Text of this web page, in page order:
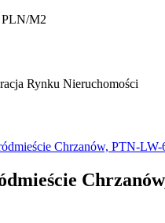
PLN/M2
Chrzanów, PTN-LW-